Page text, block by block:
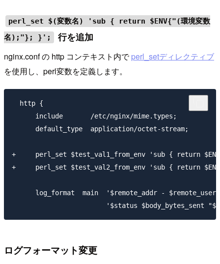
perl_set $(変数名) 'sub { return $ENV{"(環境変数
名);"}; }';
行を追加
nginx.conf の http コンテキスト内でperl_setディレクティブ
を使用し、perl変数を定義します。
  http {
      include       /etc/nginx/mime.types;
      default_type  application/octet-stream;
+     perl_set $test_val1_from_env 'sub { return
+     perl_set $test_val2_from_env 'sub { return
log_format  main  '$remote_addr - $remote_user
ログフォーマット変更